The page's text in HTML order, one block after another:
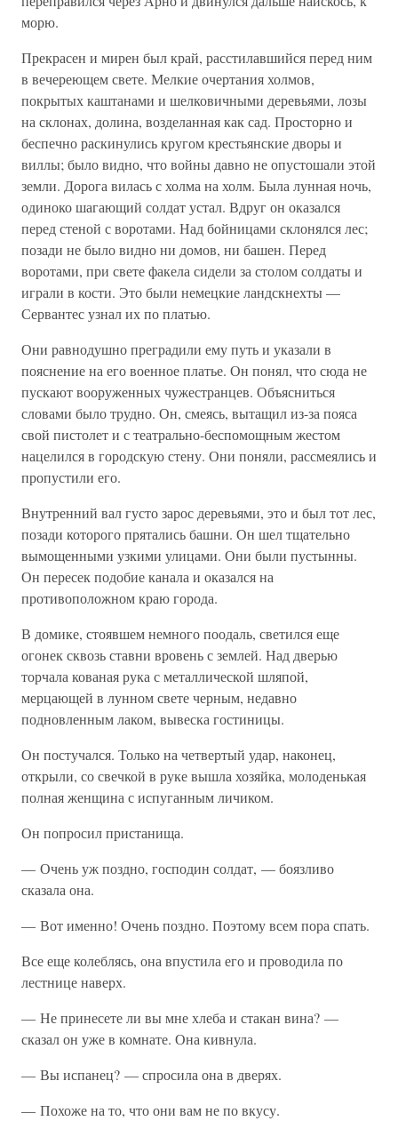
морю.
Прекрасен и мирен был край, расстилавшийся перед ним
в вечереющем свете. Мелкие очертания холмов,
покрытых каштанами и шелковичными деревьями, лозы
на склонах, долина, возделанная как сад. Просторно и
беспечно раскинулись кругом крестьянские дворы и
виллы; было видно, что войны давно не опустошали этой
земли. Дорога вилась с холма на холм. Была лунная ночь,
одиноко шагающий солдат устал. Вдруг он оказался
перед стеной с воротами. Над бойницами склонялся лес;
позади не было видно ни домов, ни башен. Перед
воротами, при свете факела сидели за столом солдаты и
играли в кости. Это были немецкие ландскнехты —
Сервантес узнал их по платью.
Они равнодушно преградили ему путь и указали в
пояснение на его военное платье. Он понял, что сюда не
пускают вооруженных чужестранцев. Объясниться
словами было трудно. Он, смеясь, вытащил из-за пояса
свой пистолет и с театрально-беспомощным жестом
нацелился в городскую стену. Они поняли, рассмеялись и
пропустили его.
Внутренний вал густо зарос деревьями, это и был тот лес,
позади которого прятались башни. Он шел тщательно
вымощенными узкими улицами. Они были пустынны.
Он пересек подобие канала и оказался на
противоположном краю города.
В домике, стоявшем немного поодаль, светился еще
огонек сквозь ставни вровень с землей. Над дверью
торчала кованая рука с металлической шляпой,
мерцающей в лунном свете черным, недавно
подновленным лаком, вывеска гостиницы.
Он постучался. Только на четвертый удар, наконец,
открыли, со свечкой в руке вышла хозяйка, молоденькая
полная женщина с испуганным личиком.
Он попросил пристанища.
— Очень уж поздно, господин солдат, — боязливо
сказала она.
— Вот именно! Очень поздно. Поэтому всем пора спать.
Все еще колеблясь, она впустила его и проводила по
лестнице наверх.
— Не принесете ли вы мне хлеба и стакан вина? —
сказал он уже в комнате. Она кивнула.
— Вы испанец? — спросила она в дверях.
— Похоже на то, что они вам не по вкусу.